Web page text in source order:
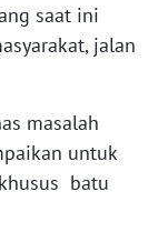
saat ini
jalan
masalah
untuk
batu